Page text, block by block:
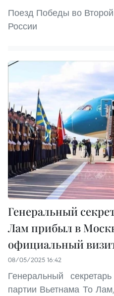
Поезд Победы во
России
Генеральный
Лам прибыл в
официальный
08/05/2025 16:42
Генеральный
партии Вьетнама То